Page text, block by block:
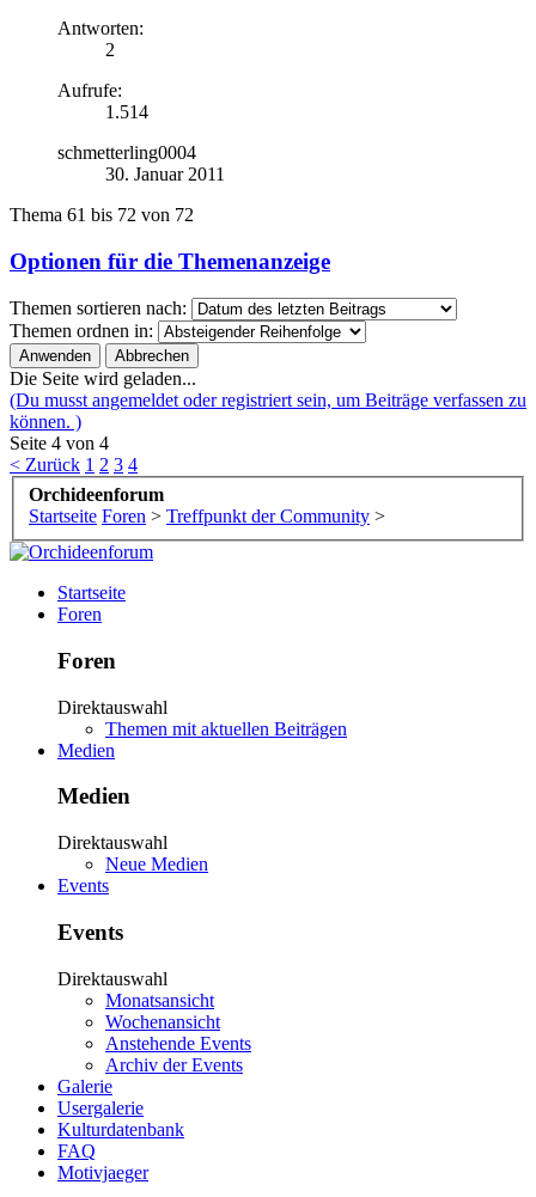
Antworten:
2
Aufrufe:
1.514
schmetterling0004
30. Januar 2011
Thema 61 bis 72 von 72
Optionen für die Themenanzeige
Themen sortieren nach:
Themen ordnen in:
Die Seite wird geladen...
(Du musst angemeldet oder registriert sein, um Beiträge verfassen zu
können. )
Seite 4 von 4
< Zurück 1 2 3 4
Orchideenforum
Startseite Foren > Treffpunkt der Community >
Startseite
Foren
Foren
Direktauswahl
Themen mit aktuellen Beiträgen
Medien
Medien
Direktauswahl
Neue Medien
Events
Events
Direktauswahl
Monatsansicht
Wochenansicht
Anstehende Events
Archiv der Events
Galerie
Usergalerie
Kulturdatenbank
FAQ
Motivjaeger